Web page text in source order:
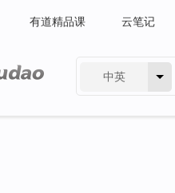
有道精品课 云笔记
中英